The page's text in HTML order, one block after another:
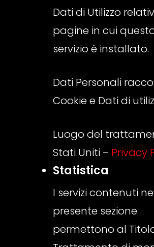
Dati di Utilizzo
pagine in cui
servizio è installato.
Dati Personali
Cookie e Dati di
Luogo del
Stati Uniti – Privacy
Statistica
I servizi contenuti
presente sezione
permettono al